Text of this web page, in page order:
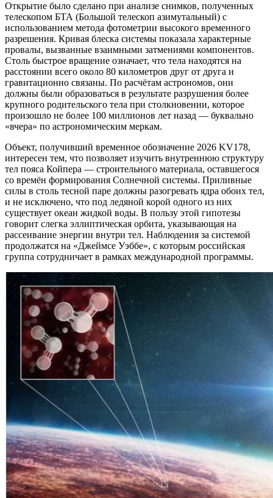
Открытие было сделано при анализе снимков, полученных
телескопом БТА (Большой телескоп азимутальный) с
использованием метода фотометрии высокого временного
разрешения. Кривая блеска системы показала характерные
провалы, вызванные взаимными затмениями компонентов.
Столь быстрое вращение означает, что тела находятся на
расстоянии всего около 80 километров друг от друга и
гравитационно связаны. По расчётам астрономов, они
должны были образоваться в результате разрушения более
крупного родительского тела при столкновении, которое
произошло не более 100 миллионов лет назад — буквально
«вчера» по астрономическим меркам.
Объект, получивший временное обозначение 2026 KV178,
интересен тем, что позволяет изучить внутреннюю структуру
тел пояса Койпера — строительного материала, оставшегося
со времён формирования Солнечной системы. Приливные
силы в столь тесной паре должны разогревать ядра обоих тел,
и не исключено, что под ледяной корой одного из них
существует океан жидкой воды. В пользу этой гипотезы
говорит слегка эллиптическая орбита, указывающая на
рассеивание энергии внутри тел. Наблюдения за системой
продолжатся на «Джеймсе Уэббе», с которым российская
группа сотрудничает в рамках международной программы.